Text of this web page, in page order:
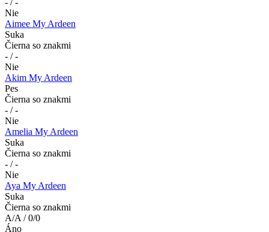
- / -
Nie
Aimee My Ardeen
Suka
Čierna so znakmi
- / -
Nie
Akim My Ardeen
Pes
Čierna so znakmi
- / -
Nie
Amelia My Ardeen
Suka
Čierna so znakmi
- / -
Nie
Aya My Ardeen
Suka
Čierna so znakmi
A/A / 0/0
Áno